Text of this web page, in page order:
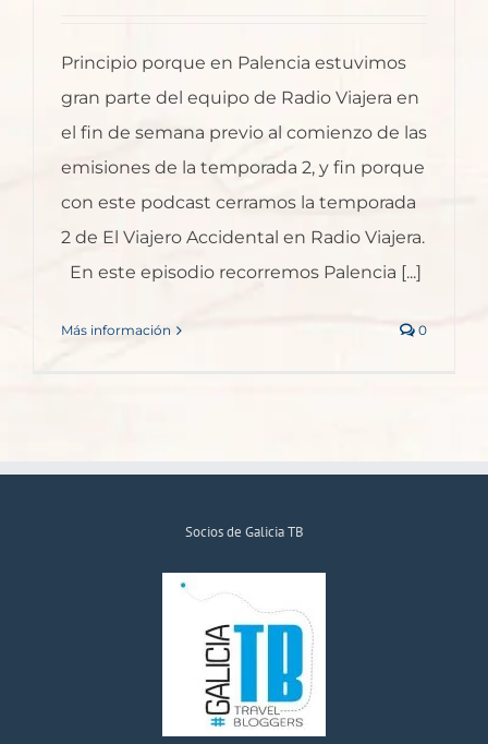
Principio porque en Palencia estuvimos
gran parte del equipo de Radio Viajera en
el fin de semana previo al comienzo de las
emisiones de la temporada 2, y fin porque
con este podcast cerramos la temporada
2 de El Viajero Accidental en Radio Viajera.
En este episodio recorremos Palencia [...]
Más información 0
Socios de Galicia TB